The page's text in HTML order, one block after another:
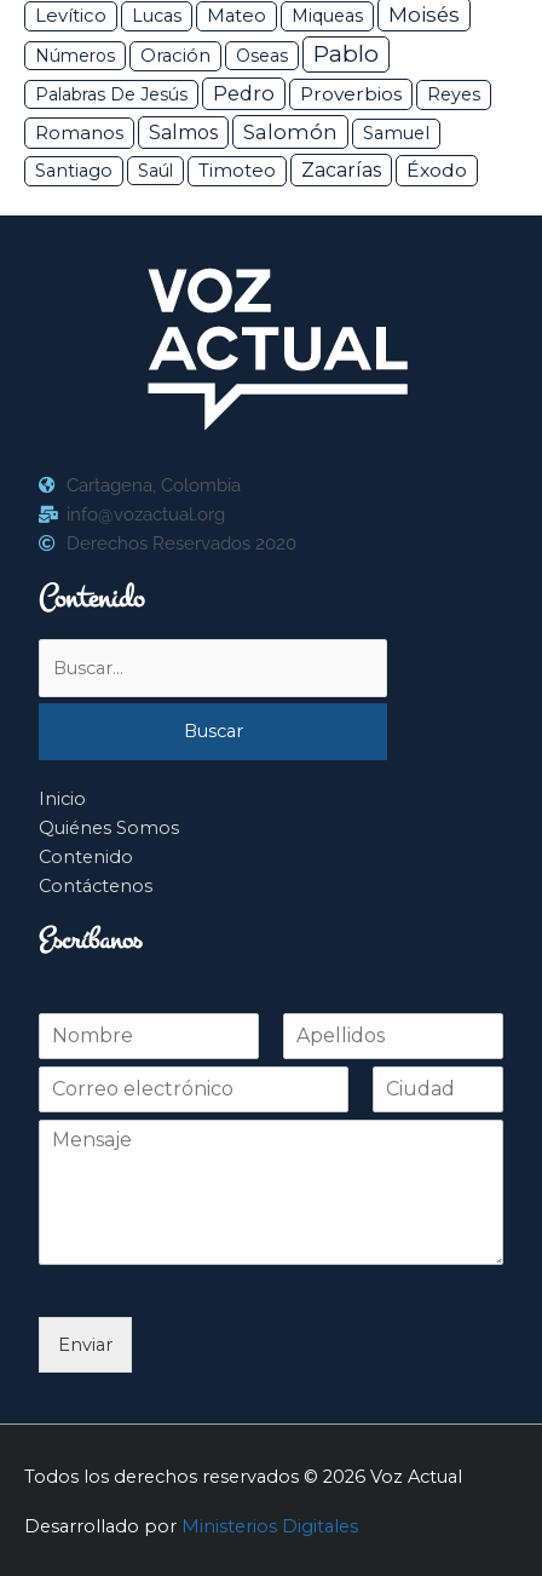
Levítico
Lucas Mateo Miqueas Moisés
Números Oración Oseas Pablo
Palabras De Jesús Pedro Proverbios Reyes
Romanos Salmos Salomón
Samuel
Santiago
Saúl Timoteo Zacarías Éxodo
Cartagena, Colombia
info@vozactual.org
Derechos Reservados 2020
Contenido
por:
Inicio
Quiénes Somos
Contenido
Contáctenos
Escríbanos
N
m
r
Nombre Apellidos
Enviar
Todos los derechos reservados © 2026 Voz Actual
Desarrollado por Ministerios Digitales